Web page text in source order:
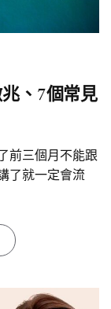
、7個常見
前三個月不能跟
了就一定會流